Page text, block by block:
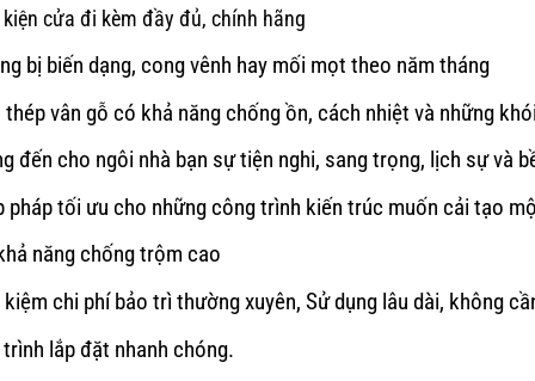
cửa đi kèm đầy đủ, chính hãng
bị biến dạng, cong vênh hay mối mọt theo năm tháng
thép vân gỗ có khả năng chống ồn, cách nhiệt và những
đến cho ngôi nhà bạn sự tiện nghi, sang trọng, lịch sự và
pháp tối ưu cho những công trình kiến trúc muốn cải tạo
năng chống trộm cao
chi phí bảo trì thường xuyên, Sử dụng lâu dài, không
trình lắp đặt nhanh chóng.